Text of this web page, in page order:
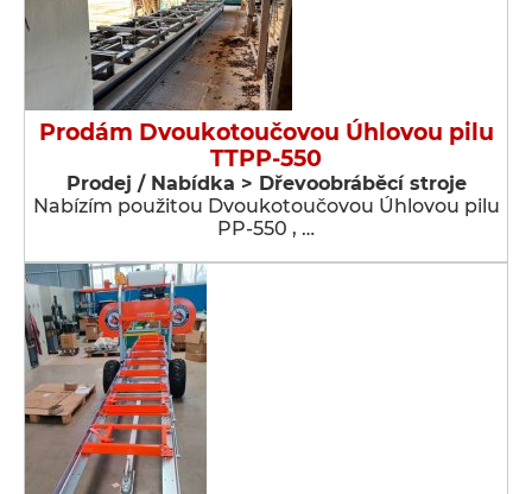
Prodám Dvoukotoučovou Úhlovou pilu
TTPP-550
Prodej / Nabídka > Dřevoobráběcí stroje
Nabízím použitou Dvoukotoučovou Úhlovou pilu
PP-550 , …